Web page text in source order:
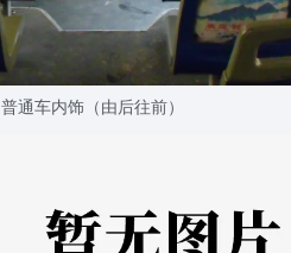
普通车内饰（由后往前）